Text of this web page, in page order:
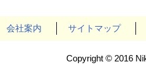
会社案内 サイトマップ
Copyright © 2016